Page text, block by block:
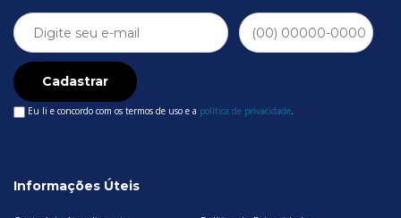
Informações Úteis
Cadastrar
Eu li e concordo com os termos de uso e a política de privacidade.